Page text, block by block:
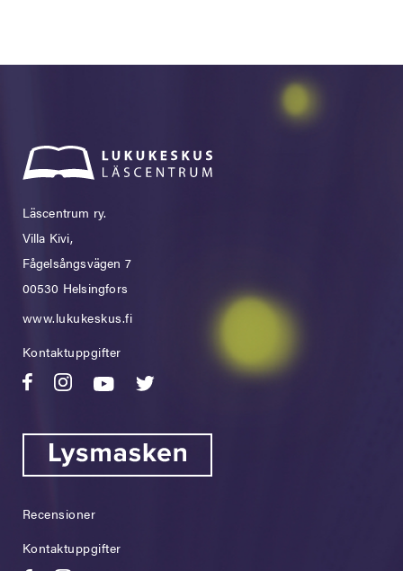
Läscentrum ry.
Villa Kivi,
Fågelsångsvägen 7
00530 Helsingfors
www.lukukeskus.fi
Kontaktuppgifter
Recensioner
Kontaktuppgifter